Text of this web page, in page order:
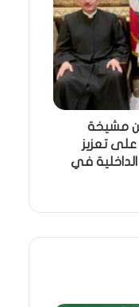
مشيخة
على تعزيز
في